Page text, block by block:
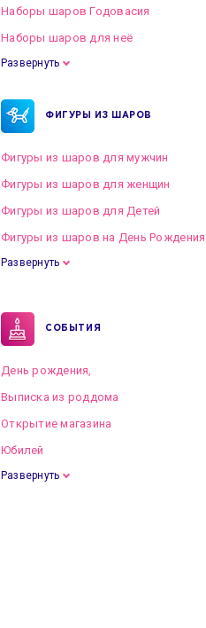
Наборы шаров Годовасия
Наборы шаров для неё
Развернуть
ФИГУРЫ ИЗ ШАРОВ
Фигуры из шаров для мужчин
Фигуры из шаров для женщин
Фигуры из шаров для Детей
Фигуры из шаров на День Рождения
Развернуть
СОБЫТИЯ
День рождения,
Выписка из роддома
Открытие магазина
Юбилей
Развернуть